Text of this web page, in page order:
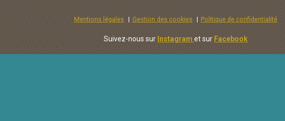
Mentions légales Gestion des cookies Politique de confidentialité
Suivez-nous sur Instagram et sur Facebook